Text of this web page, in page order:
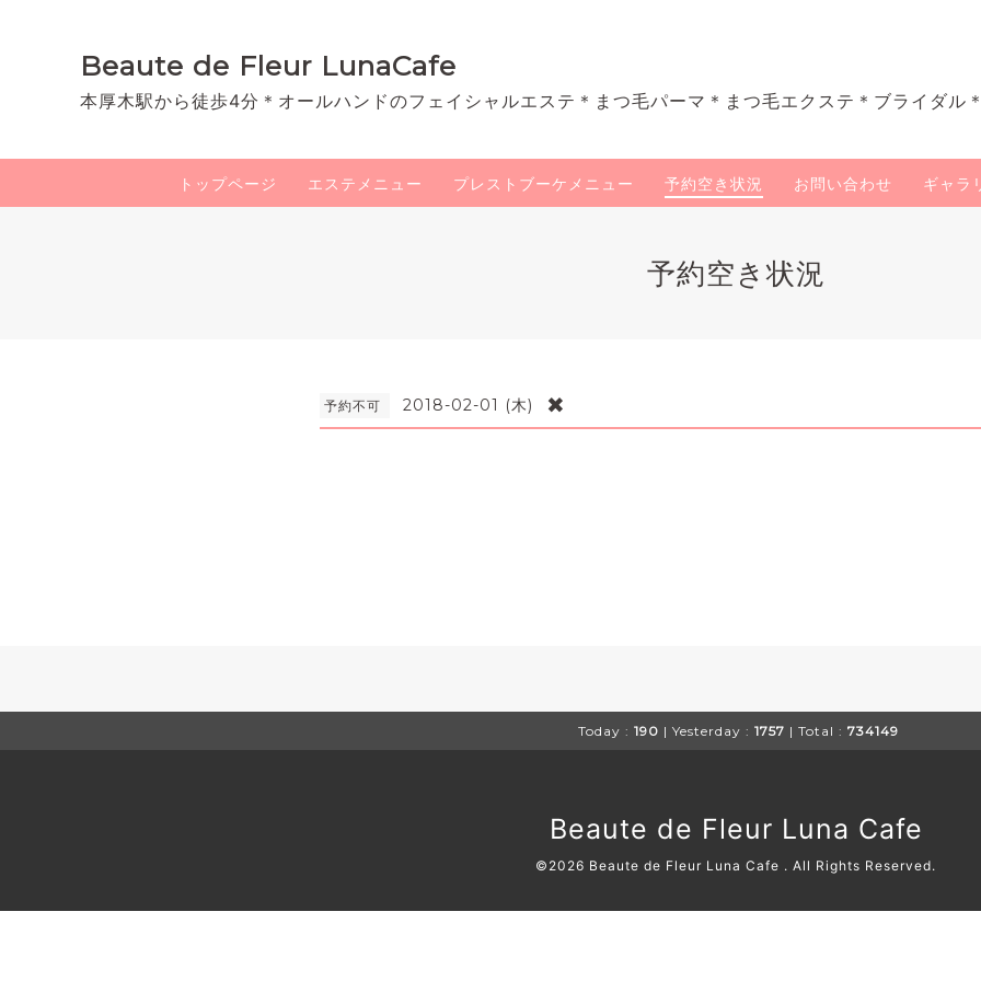
Beaute de Fleur LunaCafe
本厚木駅から徒歩4分＊オールハンドのフェイシャルエステ＊まつ毛パーマ＊まつ毛エクステ＊ブライダル
トップページ エステメニュー プレストブーケメニュー 予約空き状況 お問い合わせ ギャラ
予約空き状況
予約不可 2018-02-01 (木) ✖
Today : 190 | Yesterday : 1757 | Total : 734149
Beaute de Fleur Luna Cafe
©2026 Beaute de Fleur Luna Cafe . All Rights Reserved.